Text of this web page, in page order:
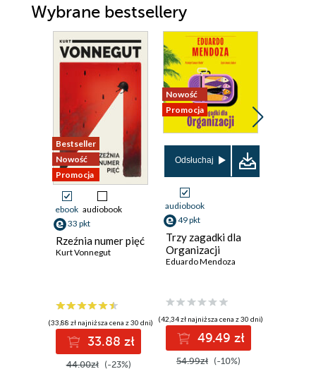
Wybrane bestsellery
Bestseller
Nowość
Promocja
ebook audiobook
33 pkt
Rzeźnia numer pięć
Kurt Vonnegut
(33,88 zł najniższa cena z 30 dni)
33.88 zł
44.00zł (-23%)
Nowość
Promocja
Odsłuchaj
audiobook
49 pkt
Trzy zagadki dla
Organizacji
Eduardo Mendoza
(42,34 zł najniższa cena z 30 dni)
49.49 zł
54.99zł (-10%)